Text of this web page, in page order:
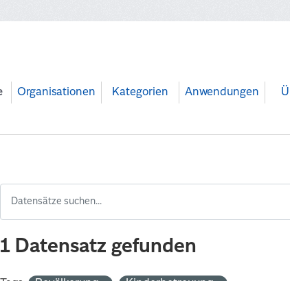
Organisationen Kategorien Anwendungen
1 Datensatz gefunden